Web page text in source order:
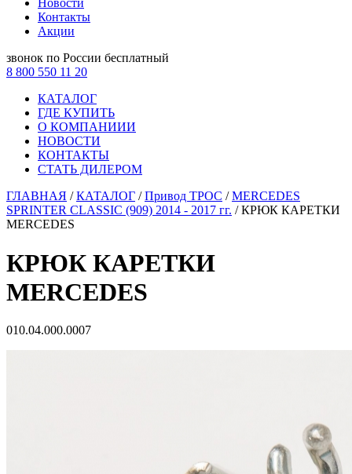
Новости
Контакты
Акции
звонок по России бесплатный
8 800 550 11 20
КАТАЛОГ
ГДЕ КУПИТЬ
О КОМПАНИИИ
НОВОСТИ
КОНТАКТЫ
СТАТЬ ДИЛЕРОМ
ГЛАВНАЯ /КАТАЛОГ /Привод ТРОС /MERCEDES
SPRINTER CLASSIC (909) 2014 - 2017 гг. /КРЮК КАРЕТКИ
MERCEDES
КРЮК КАРЕТКИ
MERCEDES
010.04.000.0007